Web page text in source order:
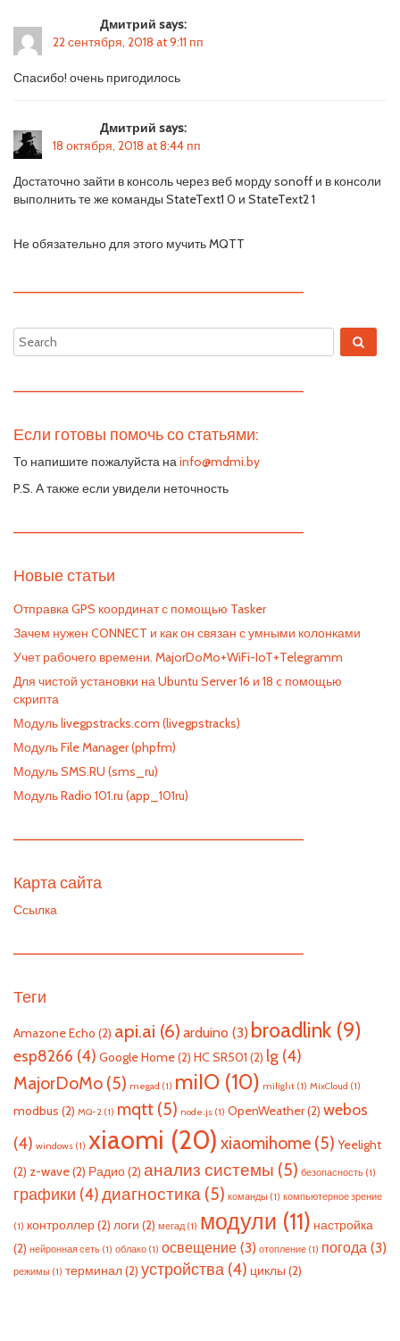
Дмитрий says:
22 сентября, 2018 at 9:11 пп
Спасибо! очень пригодилось
Дмитрий says:
18 октября, 2018 at 8:44 пп
Достаточно зайти в консоль через веб морду sonoff и в консоли
выполнить те же команды StateText1 0 и StateText2 1
Не обязательно для этого мучить MQTT
—————————————————————————
—————————————————————————
Если готовы помочь со статьями:
То напишите пожалуйста наinfo@mdmi.by
P.S. А также если увидели неточность
—————————————————————————
Новые статьи
Отправка GPS координат с помощью Tasker
Зачем нужен CONNECT и как он связан с умными колонками
Учет рабочего времени. MajorDoMo+WiFi-IoT+Telegramm
Для чистой установки на Ubuntu Server 16 и 18 c помощью
скрипта
Модуль livegpstracks.com (livegpstracks)
Модуль File Manager (phpfm)
Модуль SMS.RU (sms_ru)
Модуль Radio 101.ru (app_101ru)
—————————————————————————
Карта сайта
Ссылка
—————————————————————————
Теги
Amazone Echo (2) api.ai (6) arduino (3) broadlink (9)
esp8266 (4) Google Home(2) HC SR501 (2) lg (4)
MajorDoMo (5) megad (1) miIO (10) milight (1) MixCloud (1)
modbus (2) MQ-2 (1) mqtt (5) node.js (1) OpenWeather(2) webos
(4) windows (1) xiaomi (20) xiaomihome (5) Yeelight
(2) z-wave(2) Радио(2) анализ системы (5) безопасность (1)
графики (4)диагностика (5) команды (1) компьютерное зрение
(1) контроллер(2) логи (2) мегад(1) модули (11) настройка
(2) нейронная сеть (1) облако (1) освещение (3) отопление (1) погода (3)
режимы (1) терминал(2) устройства (4) циклы (2)